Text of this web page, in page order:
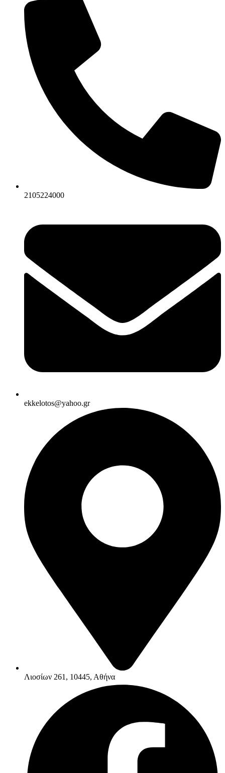
2105224000
ekkelotos@yahoo.gr
Λιοσίων 261, 10445, Αθήνα